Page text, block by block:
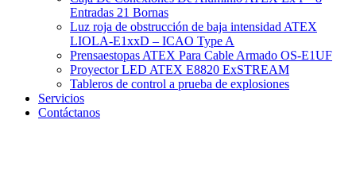
Entradas 21 Bornas
Luz roja de obstrucción de baja intensidad ATEX
LIOLA-E1xxD – ICAO Type A
Prensaestopas ATEX Para Cable Armado OS-E1UF
Proyector LED ATEX E8820 ExSTREAM
Tableros de control a prueba de explosiones
Servicios
Contáctanos